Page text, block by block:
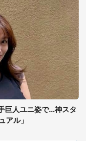
巨人ユニ姿で...神スタ
アル」